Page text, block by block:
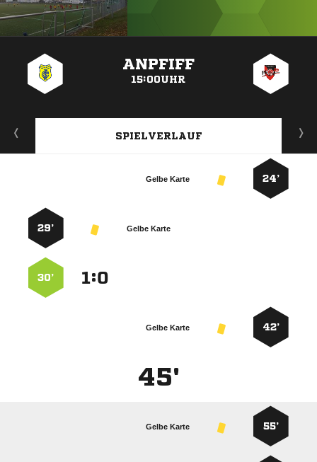
ANPFIFF
15:00UHR
SPIELVERLAUF
24’
Gelbe Karte
Gelbe Karte
29’
:
30’
42’
Gelbe Karte
45'
55’
Gelbe Karte